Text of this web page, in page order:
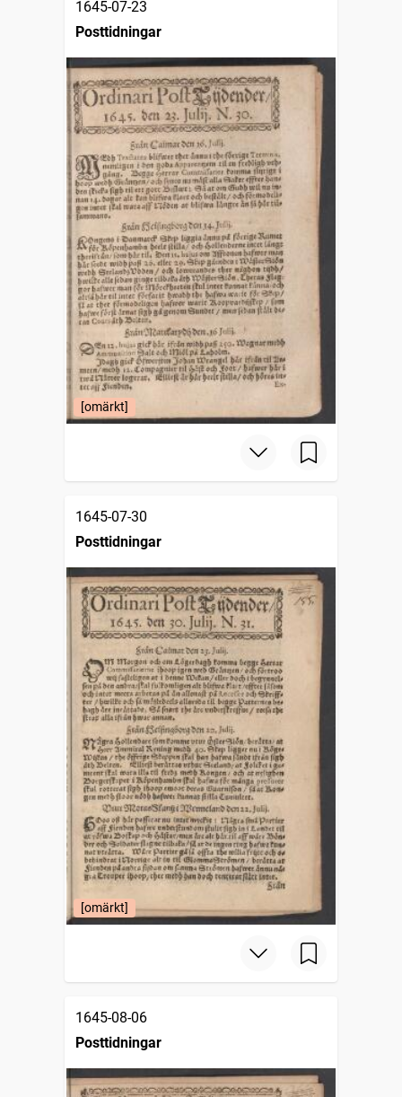
1645-07-23
Posttidningar
[omärkt]
1645-07-30
Posttidningar
[omärkt]
1645-08-06
Posttidningar